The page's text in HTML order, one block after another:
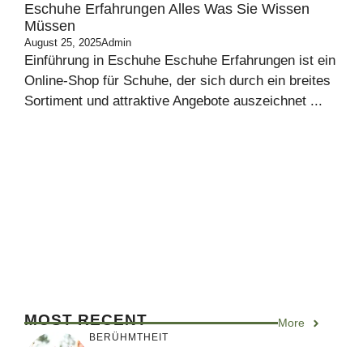
Eschuhe Erfahrungen Alles Was Sie Wissen
Müssen
August 25, 2025Admin
Einführung in Eschuhe Eschuhe Erfahrungen ist ein
Online-Shop für Schuhe, der sich durch ein breites
Sortiment und attraktive Angebote auszeichnet ...
MOST RECENT More
BERÜHMTHEIT